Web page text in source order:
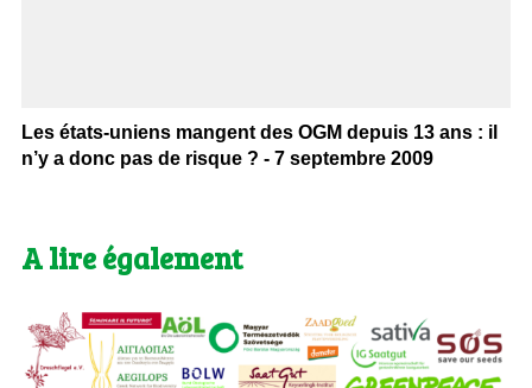
Les états-uniens mangent des OGM depuis 13 ans : il
n’y a donc pas de risque ? - 7 septembre 2009
A lire également